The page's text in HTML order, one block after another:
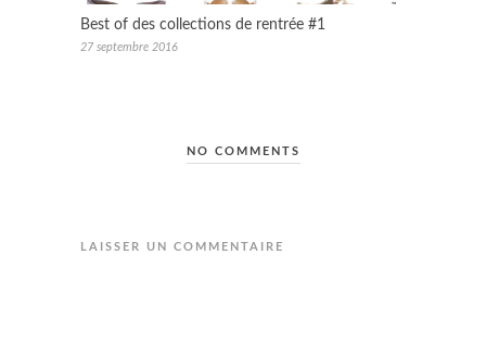
Best of des collections de rentrée #1
27 septembre 2016
NO COMMENTS
LAISSER UN COMMENTAIRE